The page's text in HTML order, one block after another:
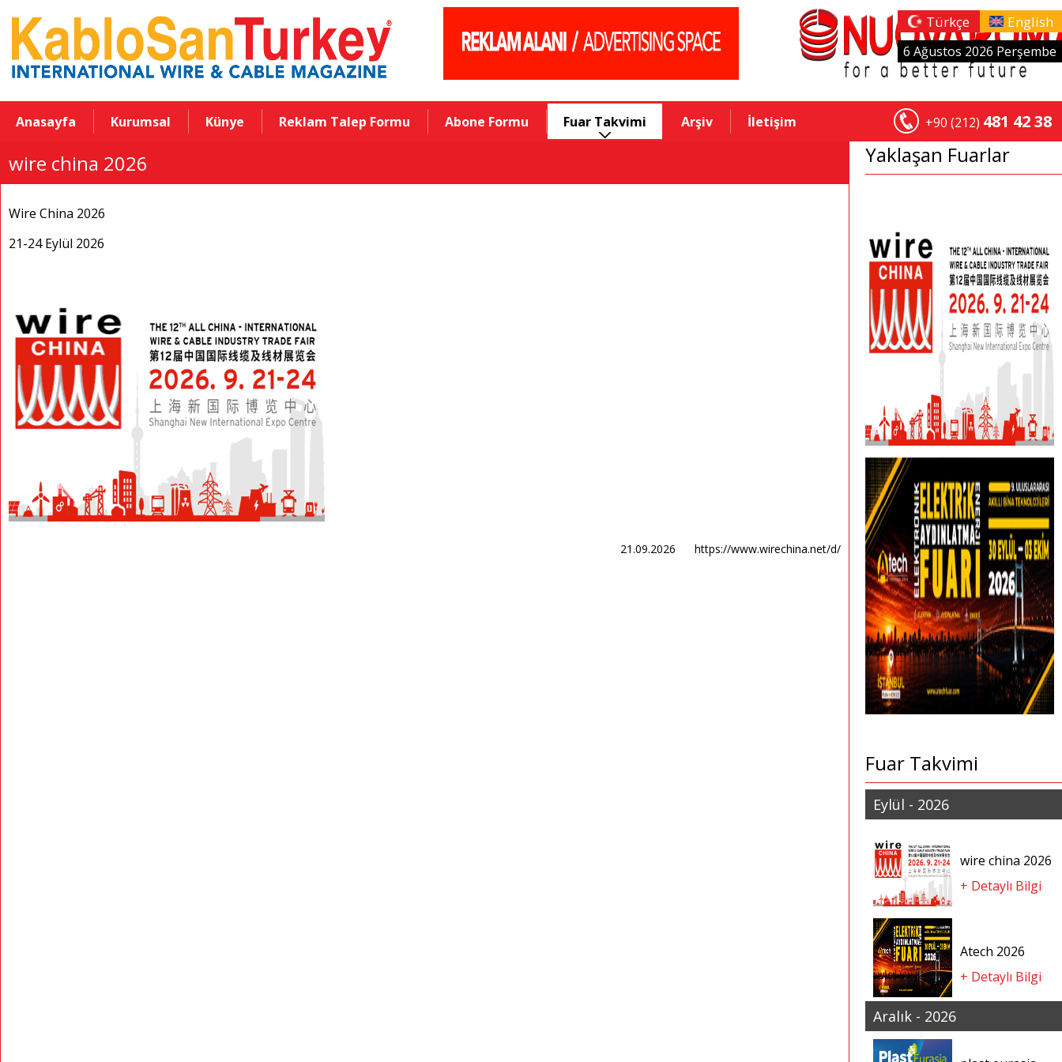
Türkçe English
6 Ağustos 2026 Perşembe
Anasayfa Kurumsal Künye Reklam Talep Formu Abone Formu Fuar Takvimi Arşiv İletişim +90 (212) 481 42 38
wire china 2026
Wire China 2026
21-24 Eylül 2026
21.09.2026 https://www.wirechina.net/d/
Yaklaşan Fuarlar
Fuar Takvimi
Eylül - 2026
wire china 2026
+ Detaylı Bilgi
Atech 2026
+ Detaylı Bilgi
Aralık - 2026